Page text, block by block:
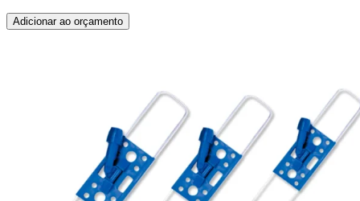
Adicionar ao orçamento